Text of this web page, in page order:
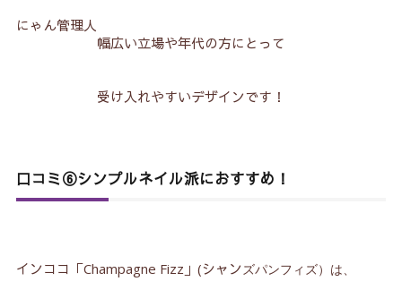
にゃん管理人
幅広い立場や年代の方にとって
受け入れやすいデザインです！
口コミ⑥シンプルネイル派におすすめ！
インココ「Champagne Fizz」(シャン ズパンフィズ）は、